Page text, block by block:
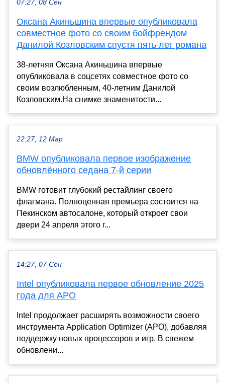
07:27, 08 Сен
Оксана Акиньшина впервые опубликовала
совместное фото со своим бойфрендом
Данилой Козловским спустя пять лет романа
38-летняя Оксана Акиньшина впервые
опубликовала в соцсетях совместное фото со
своим возлюбленным, 40-летним Данилой
Козловским.На снимке знаменитости...
22:27, 12 Мар
BMW опубликовала первое изображение
обновлённого седана 7-й серии
BMW готовит глубокий рестайлинг своего
флагмана. Полноценная премьера состоится на
Пекинском автосалоне, который откроет свои
двери 24 апреля этого г...
14:27, 07 Сен
Intel опубликовала первое обновление 2025
года для APO
Intel продолжает расширять возможности своего
инструмента Application Optimizer (APO), добавляя
поддержку новых процессоров и игр. В свежем
обновлени...